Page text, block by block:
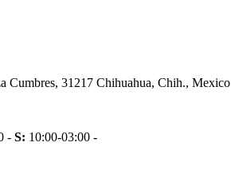
Cumbres, 31217 Chihuahua, Chih., Mexico
- S: 10:00-03:00 -